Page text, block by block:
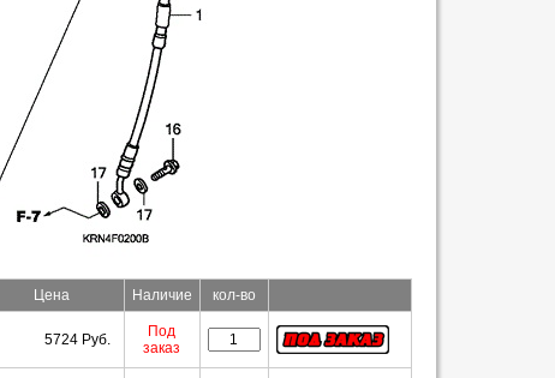
Цена Наличие кол-во
5724 Руб.
Под
заказ